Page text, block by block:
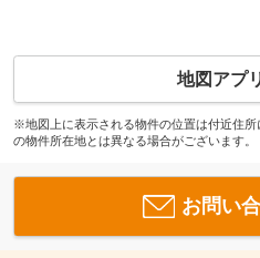
地図アプ
※地図上に表示される物件の位置は付近住
の物件所在地とは異なる場合がございます。
お問い